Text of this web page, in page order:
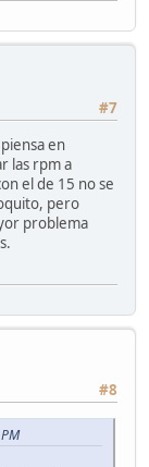
#7
en
las rpm a
el de 15 no se
pero
problema
#8